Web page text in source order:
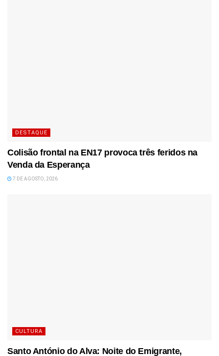
DESTAQUE
Colisão frontal na EN17 provoca três feridos na
Venda da Esperança
7 DE AGOSTO, 2026
CULTURA
Santo António do Alva: Noite do Emigrante,